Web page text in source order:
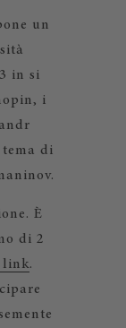
un
in si
i
di
È
di 2
link.